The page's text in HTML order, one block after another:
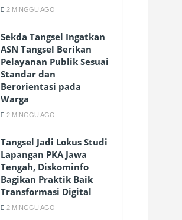
2 MINGGU AGO
Sekda Tangsel Ingatkan
ASN Tangsel Berikan
Pelayanan Publik Sesuai
Standar dan
Berorientasi pada
Warga
2 MINGGU AGO
Tangsel Jadi Lokus Studi
Lapangan PKA Jawa
Tengah, Diskominfo
Bagikan Praktik Baik
Transformasi Digital
2 MINGGU AGO